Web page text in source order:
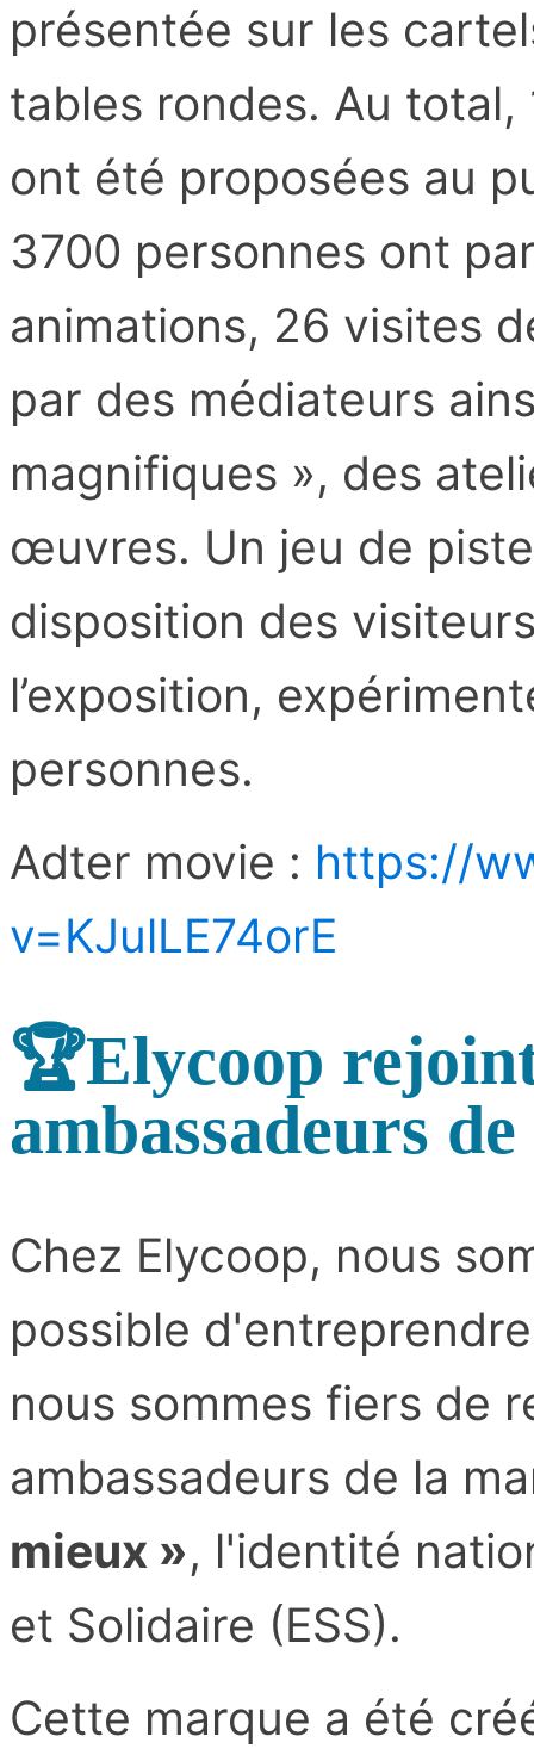
présentée sur les
tables rondes. Au total,
ont été proposées au
3700 personnes ont
animations, 26 visites
par des médiateurs
magnifiques », des
œuvres. Un jeu de
disposition des
l’exposition,
personnes.
Adter movie : https://
v=KJulLE74orE
🏆Elycoop
ambassadeurs
Chez Elycoop, nous
possible
nous sommes fiers de
ambassadeurs de la
mieux », l'identité
et Solidaire (ESS).
Cette marque a été